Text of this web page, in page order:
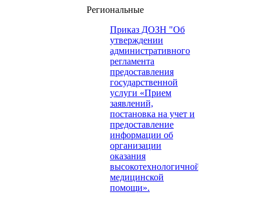
Региональные
Приказ ДОЗН "Об
утверждении
административного
регламента
предоставления
государственной
услуги «Прием
заявлений,
постановка на учет и
предоставление
информации об
организации
оказания
высокотехнологичной
медицинской
помощи».